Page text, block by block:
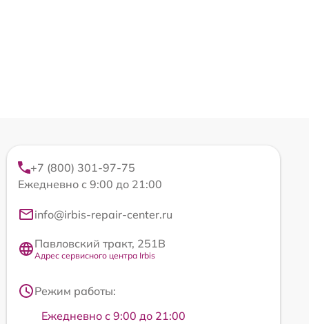
+7 (800) 301-97-75
Ежедневно с 9:00 до 21:00
info@irbis-repair-center.ru
Павловский тракт, 251В
Адрес сервисного центра Irbis
Режим работы:
Ежедневно с 9:00 до 21:00